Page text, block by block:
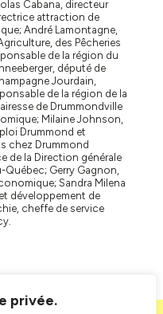
privée.
Cabana, directeur
attraction de
André Lamontagne,
des Pêcheries
de la région du
député de
Jourdain,
de la région de la
de Drummondville
Milaine Johnson,
Drummond et
chez Drummond
de la Direction générale
Gerry Gagnon,
Sandra Milena
développement de
cheffe de service